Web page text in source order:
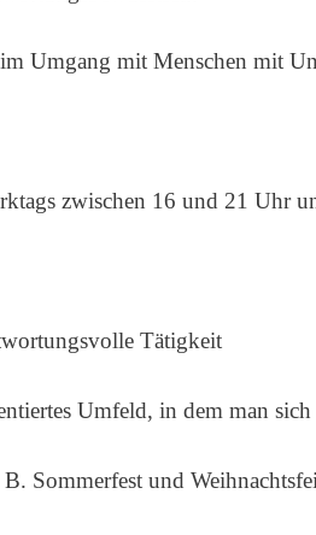
Umgang mit Menschen mit
zwischen 16 und 21 Uhr
Tätigkeit
Umfeld, in dem man
Sommerfest und